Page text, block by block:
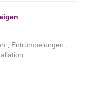
Entrümpelungen